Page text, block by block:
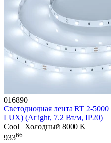
016890
Светодиодная лента RT 2-
LUX) (Arlight, 7.2 Вт/м, IP20)
Cool | Холодный 8000 K
93366